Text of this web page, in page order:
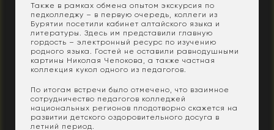
Также в рамках обмена опытом экскурсия по
педколледжу – в первую очередь, коллеги из
Бурятии посетили кабинет алтайского языка и
литературы. Здесь им представили главную
гордость – электронный ресурс по изучению
родного языка. Гостей не оставили равнодушными
картины Николая Чепокова, а также частная
коллекция кукол одного из педагогов.
По итогам встречи было отмечено, что взаимное
сотрудничество педагогов колледжей
национальных регионов плодотворно скажется на
развитии детского оздоровительного досуга в
летний период.